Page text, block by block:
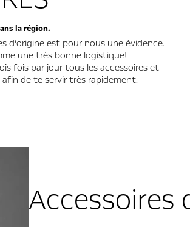
la région.
d’origine est pour nous une évidence.
une très bonne logistique!
fois par jour tous les accessoires et
de te servir très rapidement.
Accessoires